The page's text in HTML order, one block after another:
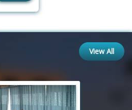
View All